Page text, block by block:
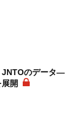
JNTOのデータ―
開